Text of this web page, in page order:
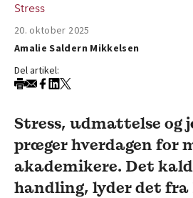
Stress
20. oktober 2025
Amalie Saldern Mikkelsen
Del artikel:
Stress, udmattelse og
præger hverdagen for
akademikere. Det
handling, lyder det fra